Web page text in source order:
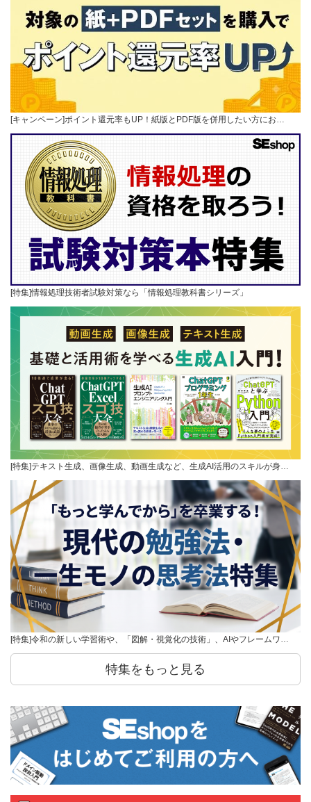
[キャンペーン]ポイント還元率もUP！紙版とPDF版を併用したい方にお…
[特集]情報処理技術者試験対策なら「情報処理教科書シリーズ」
[特集]テキスト生成、画像生成、動画生成など、生成AI活用のスキルが身…
[特集]令和の新しい学習術や、「図解・視覚化の技術」、AIやフレームワ…
特集をもっと見る